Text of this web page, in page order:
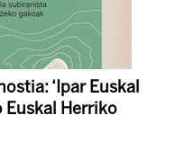
‘Ipar Euskal
Euskal Herriko